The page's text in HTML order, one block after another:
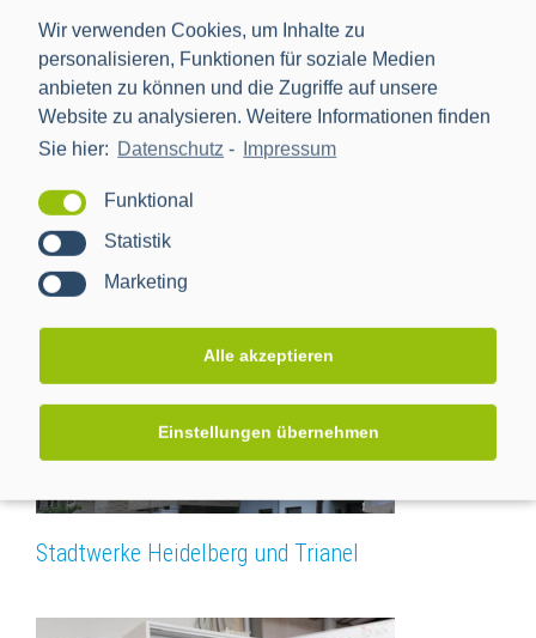
Wir verwenden Cookies, um Inhalte zu
personalisieren, Funktionen für soziale Medien
anbieten zu können und die Zugriffe auf unsere
Website zu analysieren. Weitere Informationen finden
Sie hier: Datenschutz - Impressum
Funktional
Statistik
Marketing
Alle akzeptieren
Einstellungen übernehmen
SüdWest­Strom
Stadtwerke Heidelberg und Trianel